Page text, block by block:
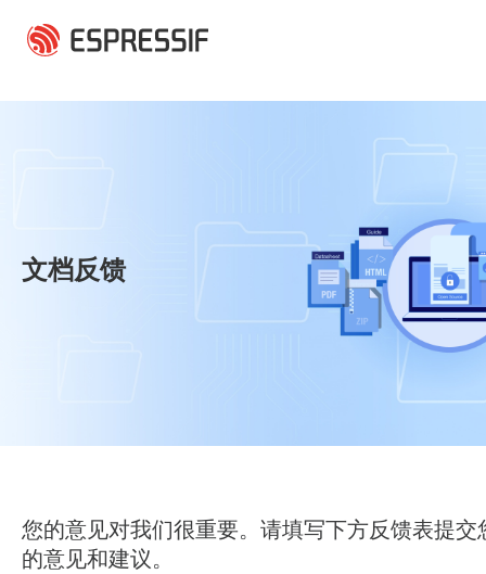
文档反馈
您的意见对我们很重要。请填写下方反馈表提交
的意见和建议。